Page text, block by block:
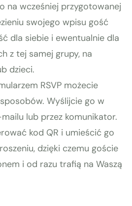
na wcześniej przygotowanej
swojego wpisu gość
dla siebie i ewentualnie dla
z tej samej grupy, na
dzieci.
RSVP możecie
Wyślijcie go w
lub przez komunikator.
kod QR i umieścić go
dzięki czemu goście
i od razu trafią na Waszą